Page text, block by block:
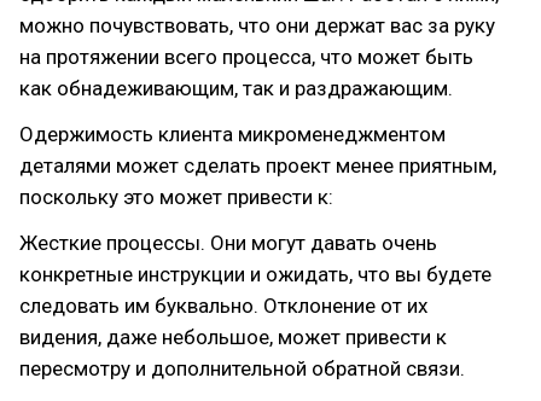
можно почувствовать, что они держат вас за руку
на протяжении всего процесса, что может быть
как обнадеживающим, так и раздражающим.
Одержимость клиента микроменеджментом
деталями может сделать проект менее приятным,
поскольку это может привести к:
Жесткие процессы. Они могут давать очень
конкретные инструкции и ожидать, что вы будете
следовать им буквально. Отклонение от их
видения, даже небольшое, может привести к
пересмотру и дополнительной обратной связи.